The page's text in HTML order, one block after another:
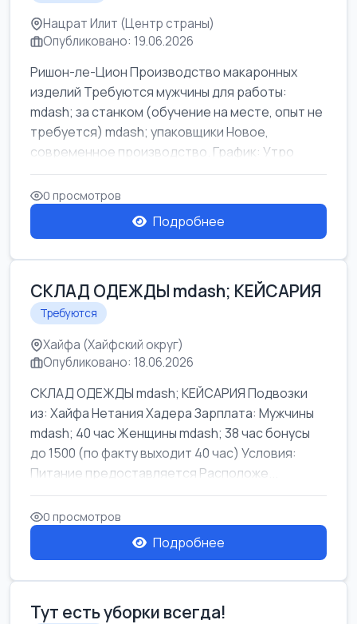
Нацрат Илит (Центр страны)
Опубликовано: 19.06.2026
Ришон-ле-Цион Производство макаронных
изделий Требуются мужчины для работы:
mdash; за станком (обучение на месте, опыт не
требуется) mdash; упаковщики Новое,
современное производство. График: Утро
mda...
0 просмотров
Подробнее
СКЛАД ОДЕЖДЫ mdash; КЕЙСАРИЯ
Требуются
Хайфа (Хайфский округ)
Опубликовано: 18.06.2026
СКЛАД ОДЕЖДЫ mdash; КЕЙСАРИЯ Подвозки
из: Хайфа Нетания Хадера Зарплата: Мужчины
mdash; 40 час Женщины mdash; 38 час бонусы
до 1500 (по факту выходит 40 час) Условия:
Питание предоставляется Расположе...
0 просмотров
Подробнее
Тут есть уборки всегда!